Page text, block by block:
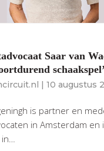
Saar van
schaakspel’
10 augustus
is partner en
in Amsterdam en